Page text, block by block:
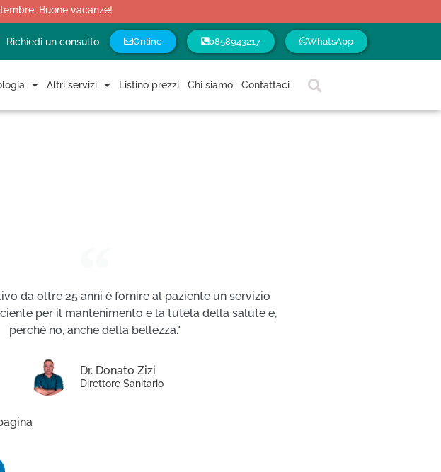
Buone vacanze!
Richiedi un consulto Online 0858943217 WhatsApp
Altri servizi Listino prezzi Chi siamo Contattaci
da oltre 25 anni è fornire al paziente un servizio
per il mantenimento e la tutela della salute e,
perché no, anche della bellezza."
Dr. Donato Zizi
Direttore Sanitario